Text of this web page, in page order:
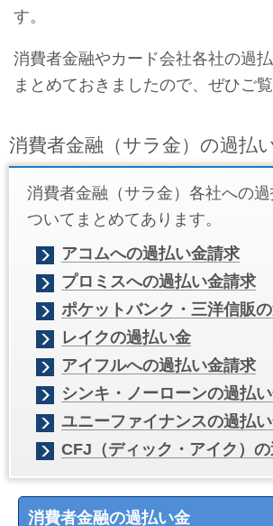
す。
消費者金融やカード会社各社の過
まとめておきましたので、ぜひご覧
消費者金融（サラ金）の過払
消費者金融（サラ金）各社への
ついてまとめてあります。
アコムへの過払い金請求
プロミスへの過払い金請求
ポケットバンク・三洋信販
レイクの過払い金
アイフルへの過払い金請求
シンキ・ノーローンの過払
ユニーファイナンスの過払
CFJ（ディック・アイク）
消費者金融の過払い金